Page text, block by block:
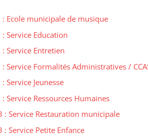
Ecole municipale de musique
Service Education
Service Entretien
Service Formalités Administratives /
Service Jeunesse
Service Ressources Humaines
Service Restauration municipale
Service Petite Enfance